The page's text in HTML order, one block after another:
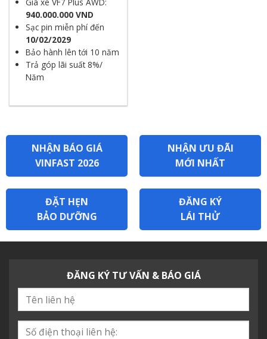
940.000.000 VND
Sạc pin miễn phí đến
10/02/2029
Bảo hành lên tới 10 năm
Trả góp lãi suất 8%/
Năm
NHẬN BÁO GIÁ
VINFAST 2026
NHẬN ƯU ĐÃI
MỚI NHẤT
ĐẶT HẸN
BẢO DƯỠNG
ĐĂNG KÝ
LÁI THỬ
ĐĂNG KÝ TƯ VẤN & BÁO GIÁ